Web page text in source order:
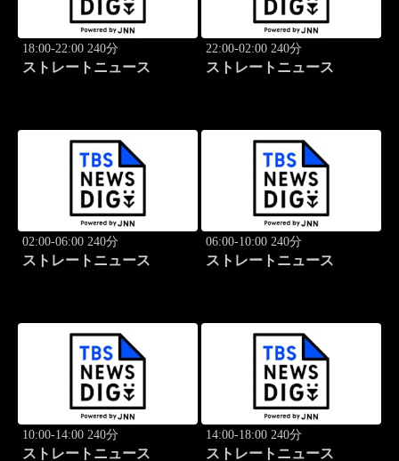
18:00-22:00 240分
ストレートニュース
22:00-02:00 240分
ストレートニュース
02:00-06:00 240分
ストレートニュース
06:00-10:00 240分
ストレートニュース
10:00-14:00 240分
ストレートニュース
14:00-18:00 240分
ストレートニュース